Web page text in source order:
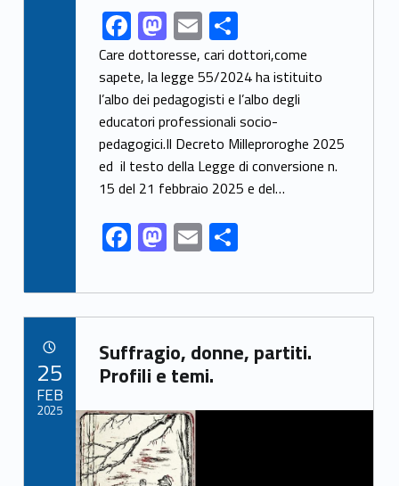
Link identifier share facebook archive #share-link-archive-34577F
ac
e
b
o
o
k
M
as
to
d
o
n
E
m
ai
l
S
h
ar
e
Care dottoresse, cari dottori,come
sapete, la legge 55/2024 ha istituito
l’albo dei pedagogisti e l’albo degli
educatori professionali socio-
pedagogici.Il Decreto Milleproroghe 2025
ed il testo della Legge di conversione n.
15 del 21 febbraio 2025 e del…
F
ac
e
b
o
o
k
M
as
to
d
o
n
E
m
ai
l
S
ar
e
Link identifier archive #link-archive-7290
Suffragio, donne, partiti.
Profili e temi.
Link identifier archive #link-archive-thumb-soap-1483
25
FEB
2025